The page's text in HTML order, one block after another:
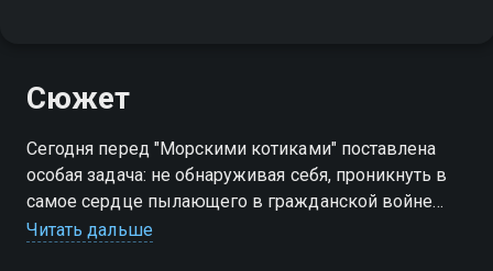
Сюжет
Сегодня перед "Морскими котиками" поставлена
особая задача: не обнаруживая себя, проникнуть в
самое сердце пылающего в гражданской войне
Бейрута. Цель - освободить захваченных
Читать дальше